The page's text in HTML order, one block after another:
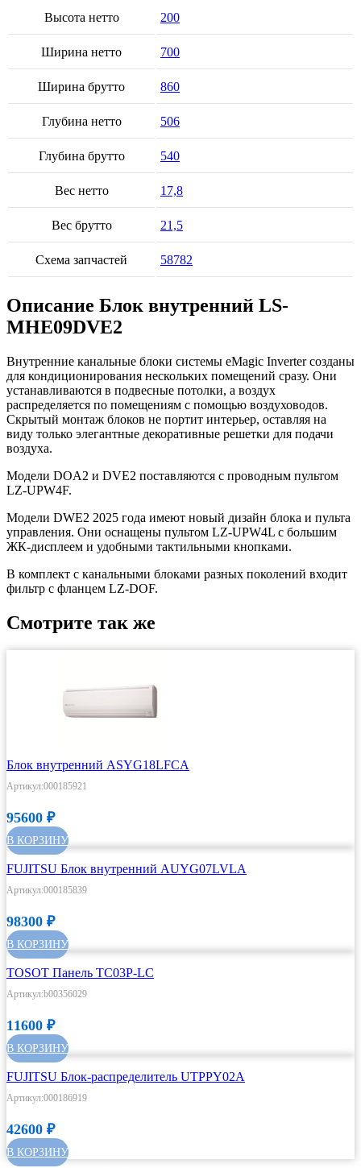
Высота нетто 200
Ширина нетто 700
Ширина брутто 860
Глубина нетто 506
Глубина брутто 540
Вес нетто 17,8
Вес брутто 21,5
Схема запчастей 58782
Описание Блок внутренний LS-
MHE09DVE2
Внутренние канальные блоки системы eMagic Inverter созданы
для кондиционирования нескольких помещений сразу. Они
устанавливаются в подвесные потолки, а воздух
распределяется по помещениям с помощью воздуховодов.
Скрытый монтаж блоков не портит интерьер, оставляя на
виду только элегантные декоративные решетки для подачи
воздуха.
Модели DOA2 и DVE2 поставляются с проводным пультом
LZ-UPW4F.
Модели DWE2 2025 года имеют новый дизайн блока и пульта
управления. Они оснащены пультом LZ-UPW4L с большим
ЖК-дисплеем и удобными тактильными кнопками.
В комплект с канальными блоками разных поколений входит
фильтр с фланцем LZ-DOF.
Смотрите так же
Блок внутренний ASYG18LFCA
Артикул:000185921
95600 ₽
В КОРЗИНУ
FUJITSU Блок внутренний AUYG07LVLA
Артикул:000185839
98300 ₽
В КОРЗИНУ
TOSOT Панель TC03P-LC
Артикул:b00356029
11600 ₽
В КОРЗИНУ
FUJITSU Блок-распределитель UTPPY02A
Артикул:000186919
42600 ₽
В КОРЗИНУ